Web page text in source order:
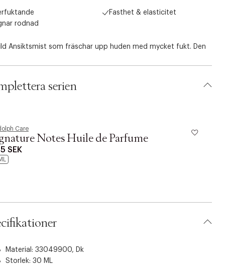
Fasthet & elasticitet
rodnad
Ansiktsmist som fräschar upp huden med mycket fukt. Den
serien
Care
Notes Huile de Parfume
SEK
Material: 33049900, Dk
Storlek: 30 ML